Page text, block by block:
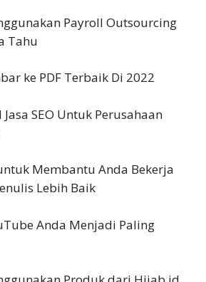
Payroll Outsourcing
Tahu
ke PDF Terbaik Di 2022
SEO Untuk Perusahaan
Membantu Anda Bekerja
Lebih Baik
Anda Menjadi Paling